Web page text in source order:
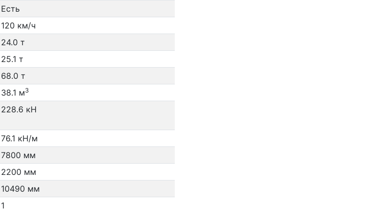
Есть
120 км/ч
24.0 т
25.1 т
68.0 т
38.1 м3
228.6 кН
76.1 кН/м
7800 мм
2200 мм
10490 мм
1